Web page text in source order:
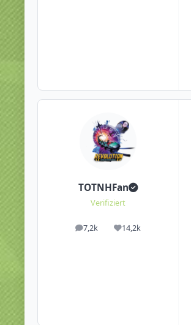
TOTNHFan
Verifiziert
7,2k
Beiträge 14,2k
Reputation